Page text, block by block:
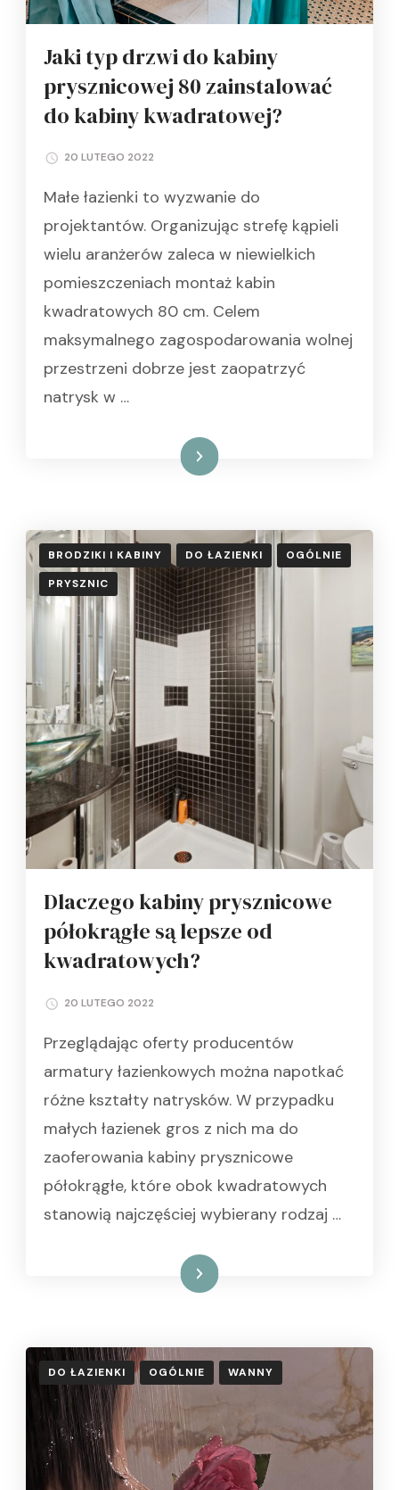
Jaki typ drzwi do kabiny
prysznicowej 80 zainstalować
do kabiny kwadratowej?
20 LUTEGO 2022
Małe łazienki to wyzwanie do
projektantów. Organizując strefę kąpieli
wielu aranżerów zaleca w niewielkich
pomieszczeniach montaż kabin
kwadratowych 80 cm. Celem
maksymalnego zagospodarowania wolnej
przestrzeni dobrze jest zaopatrzyć
natrysk w …
Czytaj dalej
BRODZIKI I KABINY DO ŁAZIENKI
OGÓLNIE
PRYSZNIC
Dlaczego kabiny prysznicowe
półokrągłe są lepsze od
kwadratowych?
20 LUTEGO 2022
Przeglądając oferty producentów
armatury łazienkowych można napotkać
różne kształty natrysków. W przypadku
małych łazienek gros z nich ma do
zaoferowania kabiny prysznicowe
półokrągłe, które obok kwadratowych
stanowią najczęściej wybierany rodzaj …
Czytaj dalej
DO ŁAZIENKI OGÓLNIE WANNY